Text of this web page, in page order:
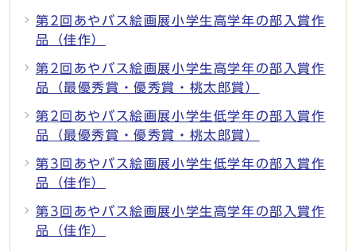
第2回あやバス絵画展小学生高学年の部入賞作
品（佳作）
第2回あやバス絵画展小学生高学年の部入賞作
品（最優秀賞・優秀賞・桃太郎賞）
第2回あやバス絵画展小学生低学年の部入賞作
品（最優秀賞・優秀賞・桃太郎賞）
第3回あやバス絵画展小学生低学年の部入賞作
品（佳作）
第3回あやバス絵画展小学生高学年の部入賞作
品（佳作）